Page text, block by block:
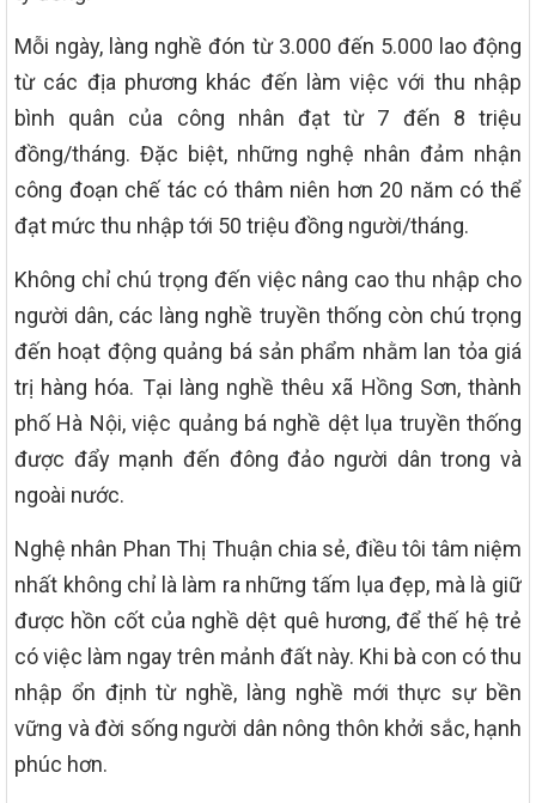
Mỗi ngày, làng nghề đón từ 3.000 đến 5.000 lao động
từ các địa phương khác đến làm việc với thu nhập
bình quân của công nhân đạt từ 7 đến 8 triệu
đồng/tháng. Đặc biệt, những nghệ nhân đảm nhận
công đoạn chế tác có thâm niên hơn 20 năm có thể
đạt mức thu nhập tới 50 triệu đồng người/tháng.
Không chỉ chú trọng đến việc nâng cao thu nhập cho
người dân, các làng nghề truyền thống còn chú trọng
đến hoạt động quảng bá sản phẩm nhằm lan tỏa giá
trị hàng hóa. Tại làng nghề thêu xã Hồng Sơn, thành
phố Hà Nội, việc quảng bá nghề dệt lụa truyền thống
được đẩy mạnh đến đông đảo người dân trong và
ngoài nước.
Nghệ nhân Phan Thị Thuận chia sẻ, điều tôi tâm niệm
nhất không chỉ là làm ra những tấm lụa đẹp, mà là giữ
được hồn cốt của nghề dệt quê hương, để thế hệ trẻ
có việc làm ngay trên mảnh đất này. Khi bà con có thu
nhập ổn định từ nghề, làng nghề mới thực sự bền
vững và đời sống người dân nông thôn khởi sắc, hạnh
phúc hơn.